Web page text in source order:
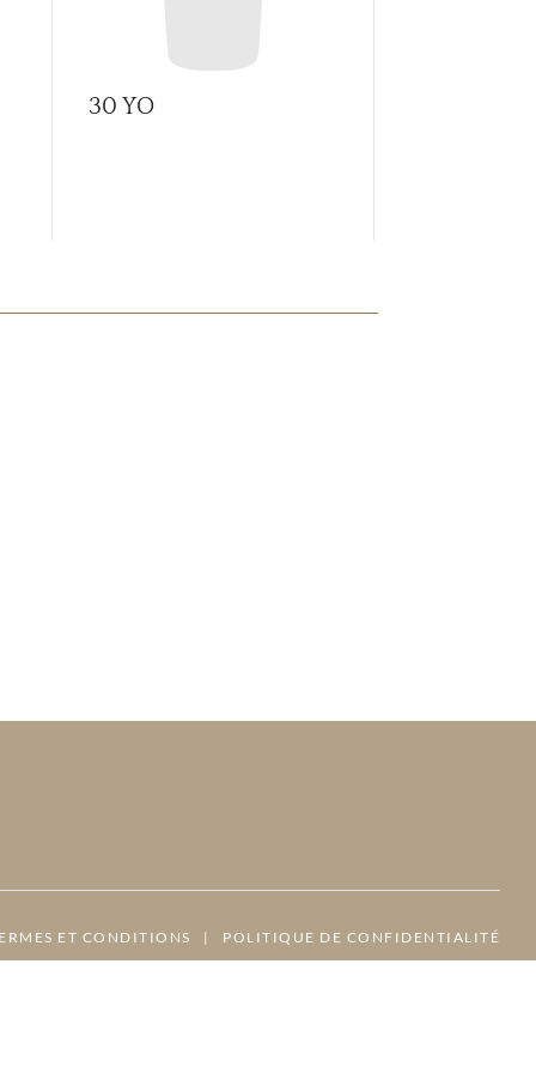
30 YO
ET CONDITIONS | POLITIQUE DE CONFIDENTIALITÉ